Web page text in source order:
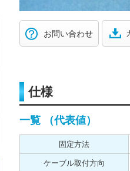
お問い合わせ
仕様
一覧 （代表値）
固定方法
ケーブル取付方向